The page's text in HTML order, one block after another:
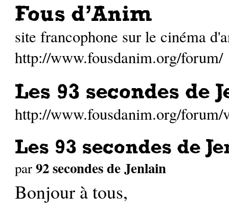
Fous d'Anim
site francophone sur le cinéma
http://www.fousdanim.org/forum/
Les 93 secondes de
http://www.fousdanim.org/
Les 93 secondes de
par92 secondes de Jenlain
Bonjour à tous,